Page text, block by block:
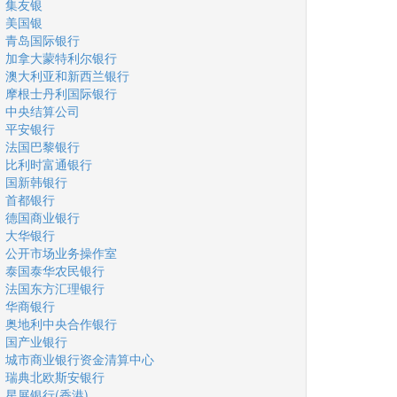
集友银
美国银
青岛国际银行
加拿大蒙特利尔银行
澳大利亚和新西兰银行
摩根士丹利国际银行
中央结算公司
平安银行
法国巴黎银行
比利时富通银行
国新韩银行
首都银行
德国商业银行
大华银行
公开市场业务操作室
泰国泰华农民银行
法国东方汇理银行
华商银行
奥地利中央合作银行
国产业银行
城市商业银行资金清算中心
瑞典北欧斯安银行